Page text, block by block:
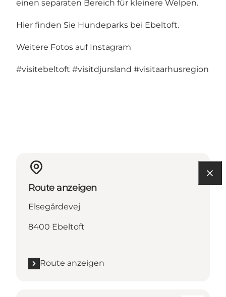
einen separaten Bereich für kleinere Welpen.
Hier finden Sie Hundeparks bei Ebeltoft.
Weitere Fotos auf Instagram
#visitebeltoft #visitdjursland #visitaarhusregion
Route anzeigen
Elsegårdevej
8400 Ebeltoft
Route anzeigen